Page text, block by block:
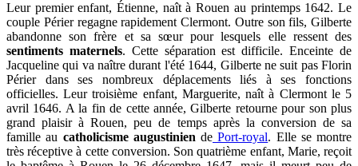
Leur premier enfant, Étienne, naît à Rouen au printemps 1642. Le
couple Périer regagne rapidement Clermont. Outre son fils, Gilberte
abandonne son frère et sa sœur pour lesquels elle ressent des
sentiments maternels. Cette séparation est difficile. Enceinte de
Jacqueline qui va naître durant l'été 1644, Gilberte ne suit pas Florin
Périer dans ses nombreux déplacements liés à ses fonctions
officielles. Leur troisième enfant, Marguerite, naît à Clermont le 5
avril 1646. A la fin de cette année, Gilberte retourne pour son plus
grand plaisir à Rouen, peu de temps après la conversion de sa
famille au catholicisme augustinien de Port-royal. Elle se montre
très réceptive à cette conversion. Son quatrième enfant, Marie, reçoit